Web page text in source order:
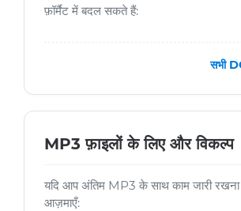
फ़ॉर्मैट में बदल सकते हैं:
सभी
MP3 फ़ाइलों के लिए और विकल्प
यदि आप अंतिम MP3 के साथ काम जारी रखना
आज़माएँ: